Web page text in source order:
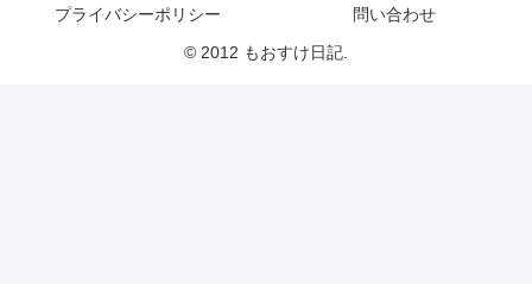
プライバシーポリシー
問い合わせ
© 2012 もおすけ日記.